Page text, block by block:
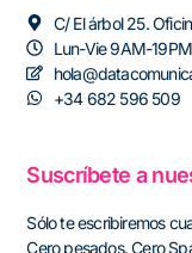
C/ El árbol 25.
Lun-Vie 9AM-19PM
+34 682 596 509
Suscríbete a
Sólo te escribiremos
Cero pesados. Cero